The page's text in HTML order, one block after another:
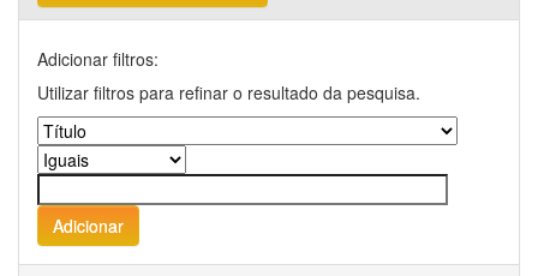
Adicionar filtros:
Utilizar filtros para refinar o resultado da pesquisa.